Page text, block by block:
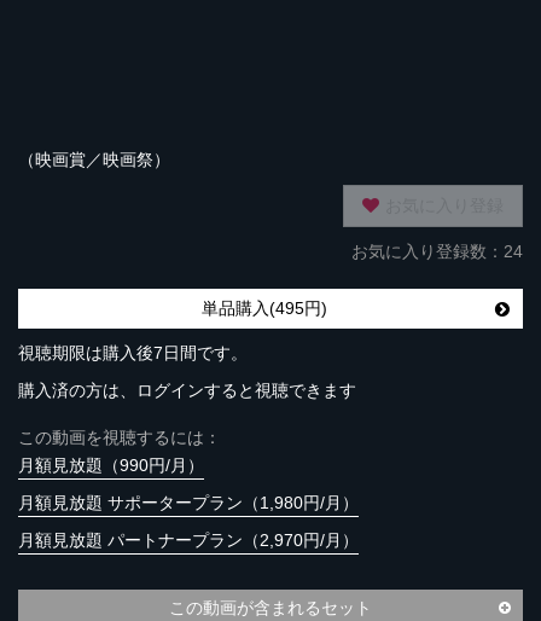
（映画賞／映画祭）
お気に入り登録数：24
単品購入(495円)
視聴期限は購入後7日間です。
購入済の方は、ログインすると視聴できます
この動画を視聴するには：
月額見放題（990円/月）
月額見放題 サポータープラン（1,980円/月）
月額見放題 パートナープラン（2,970円/月）
この動画が含まれるセット